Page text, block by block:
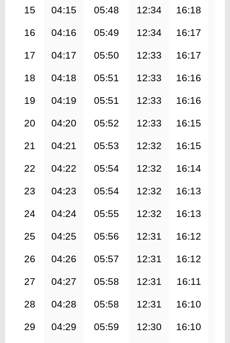
15 04:15 05:48 12:34 16:18
16 04:16 05:49 12:34 16:17
17 04:17 05:50 12:33 16:17
18 04:18 05:51 12:33 16:16
19 04:19 05:51 12:33 16:16
20 04:20 05:52 12:33 16:15
21 04:21 05:53 12:32 16:15
22 04:22 05:54 12:32 16:14
23 04:23 05:54 12:32 16:13
24 04:24 05:55 12:32 16:13
25 04:25 05:56 12:31 16:12
26 04:26 05:57 12:31 16:12
27 04:27 05:58 12:31 16:11
28 04:28 05:58 12:31 16:10
29 04:29 05:59 12:30 16:10